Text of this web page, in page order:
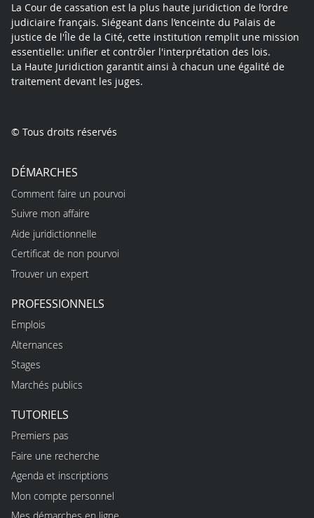
La Cour de cassation est la plus haute juridiction de l’ordre
judiciaire français. Siégeant dans l’enceinte du Palais de
justice de l'Île de la Cité, cette institution remplit une mission
essentielle: unifier et contrôler l'interprétation des lois.
La Haute Juridiction garantit ainsi à chacun une égalité de
traitement devant les juges.
© Tous droits réservés
DÉMARCHES
Comment faire un pourvoi
Suivre mon affaire
Aide juridictionnelle
Certificat de non pourvoi
Trouver un expert
PROFESSIONNELS
Emplois
Alternances
Stages
Marchés publics
TUTORIELS
Premiers pas
Faire une recherche
Agenda et inscriptions
Mon compte personnel